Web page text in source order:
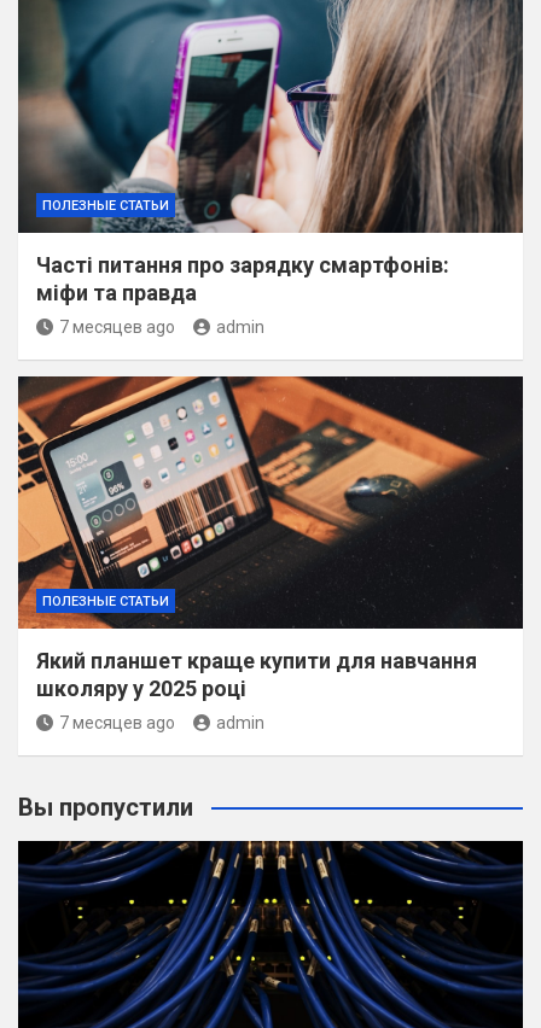
ПОЛЕЗНЫЕ СТАТЬИ
Часті питання про зарядку смартфонів:
міфи та правда
7 месяцев ago admin
ПОЛЕЗНЫЕ СТАТЬИ
Який планшет краще купити для навчання
школяру у 2025 році
7 месяцев ago admin
Вы пропустили